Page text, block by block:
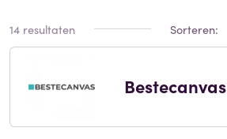
14 resultaten Sorteren:
Bestecanvas